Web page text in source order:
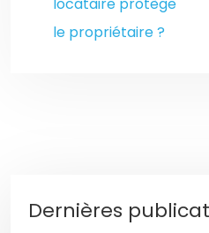
le propriétaire ?
Dernières